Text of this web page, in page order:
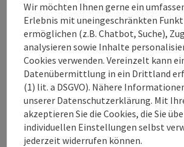
BILLA Online Shop Produkte in
Qualität und zu einem
Damit ist BILLA ein wichtiger
was das Leben voller macht.
Kontakt
Wir möchten Ihnen gerne ein
Erlebnis mit uneingeschränkten
ermöglichen (z.B. Chatbot, Suche),
analysieren sowie Inhalte
Cookies verwenden. Vereinzelt kann
Datenübermittlung in ein Drittland
(1) lit. a DSGVO). Nähere
unserer Datenschutzerklärung. Mit
akzeptieren Sie die Cookies, die Sie
individuellen Einstellungen selbst
jederzeit widerrufen können.